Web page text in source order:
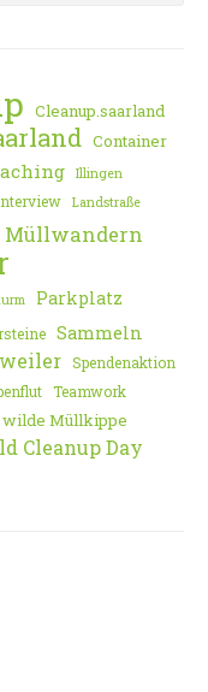
Cleanup.saarland
Container
Illingen
Landstraße
Müllwandern
Parkplatz
Sammeln
Spendenaktion
Teamwork
wilde Müllkippe
Cleanup Day